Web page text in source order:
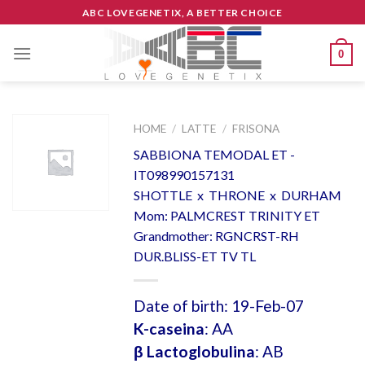
to
content
ABC LOVEGENETIX, A BETTER CHOICE
0
HOME / LATTE / FRISONA
SABBIONA TEMODAL ET -
IT098990157131
SHOTTLE x THRONE x DURHAM
Mom: PALMCREST TRINITY ET
Grandmother: RGNCRST-RH
DUR.BLISS-ET TV TL
Date of birth: 19-Feb-07
K-caseina: AA
β Lactoglobulina: AB